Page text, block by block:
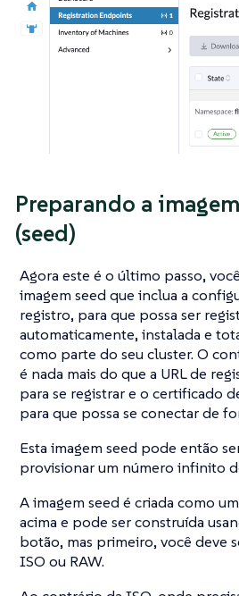
Preparando a
(seed)
Agora este é o último passo,
imagem seed que inclua a
registro, para que possa ser
automaticamente, instalada e
como parte do seu cluster. O
é nada mais do que a URL de
para se registrar e o certificado
para que possa se conectar de
Esta imagem seed pode então
provisionar um número infinito
A imagem seed é criada como
acima e pode ser construída
botão, mas primeiro, você deve
ISO ou RAW.